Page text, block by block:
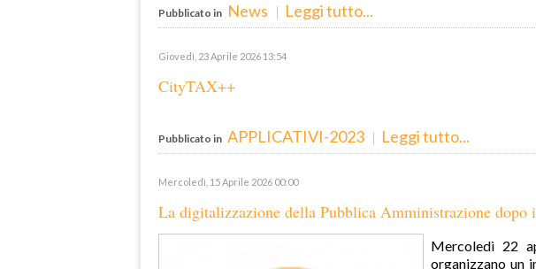
Pubblicato in News Leggi tutto...
Giovedì, 23 Aprile 2026 13:54
CityTAX++
Pubblicato in APPLICATIVI-2023 Leggi tutto...
Mercoledì, 15 Aprile 2026 00:00
La digitalizzazione della Pubblica Amministrazione dopo
Mercoledì 22
organizzano un